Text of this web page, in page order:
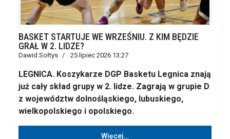
BASKET STARTUJE WE WRZEŚNIU. Z KIM BĘDZIE
GRAŁ W 2. LIDZE?
Dawid Sołtys 25 lipiec 2026 13:27
LEGNICA. Koszykarze DGP Basketu Legnica znają
już cały skład grupy w 2. lidze. Zagrają w grupie D
z województw dolnośląskiego, lubuskiego,
wielkopolskiego i opolskiego.
Więcej…